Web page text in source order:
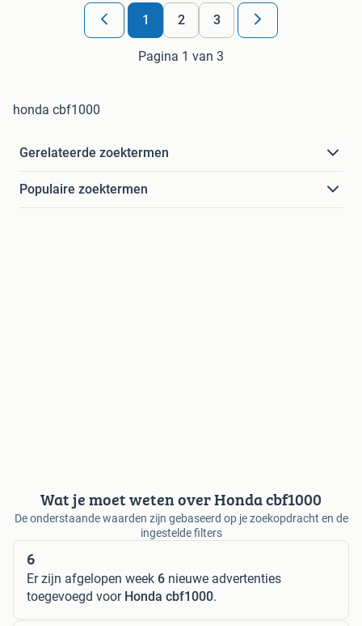
1 2 3
Pagina 1 van 3
honda cbf1000
Gerelateerde zoektermen
Populaire zoektermen
Wat je moet weten over Honda cbf1000
De onderstaande waarden zijn gebaseerd op je zoekopdracht en de
ingestelde filters
6
Er zijn afgelopen week 6 nieuwe advertenties
toegevoegd voor Honda cbf1000.